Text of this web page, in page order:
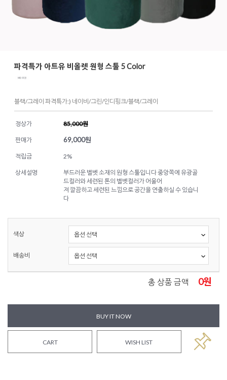
파격특가 아트유 비올렛 원형 스툴 5 Color
블랙/그레이 파격특가:) 네이비/그린/인디핑크/블랙/그레이
정상가 85,000원
판매가 69,000원
적립금 2%
상세설명
부드러운 벨벳 소재의 원형 스툴입니다 중앙쪽에 유광골
드컬러와 세련된 톤의 벨벳컬러가 어울어
져 깔끔하고 세련된 느낌으로 공간을 연출하실 수 있습니
다
색상
배송비
총 상품 금액 0원
BUY IT NOW
CART WISH LIST